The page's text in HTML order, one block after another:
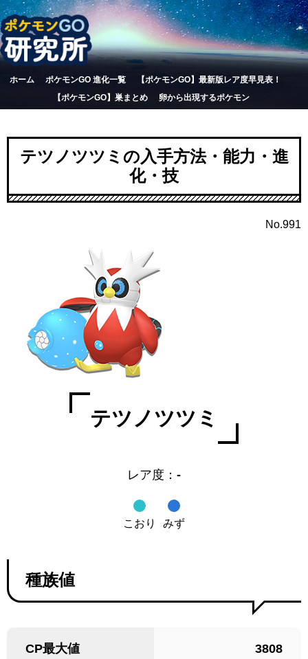
ホーム ポケモンGO 進化一覧
【ポケモンGO】最新版レア度早見表！
【ポケモンGO】巣まとめ
卵から出現するポケモン
テツノツツミの入手方法・能力・進
化・技
No.991
テツノツツミ
レア度： -
こおり みず
種族値
CP最大値 3808